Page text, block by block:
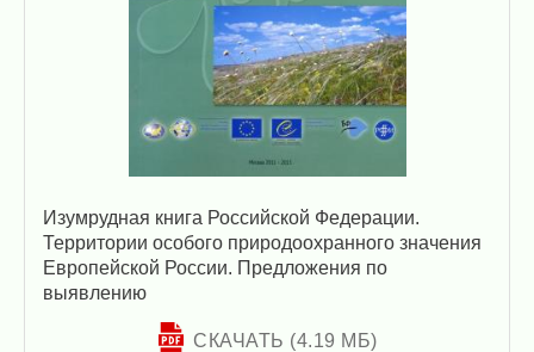
Изумрудная книга Российской Федерации.
Территории особого природоохранного значения
Европейской России. Предложения по
выявлению
СКАЧАТЬ (4.19 МБ)